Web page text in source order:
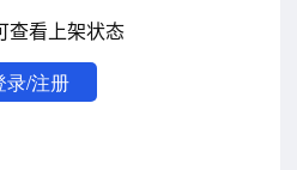
查看上架状态
录/注册